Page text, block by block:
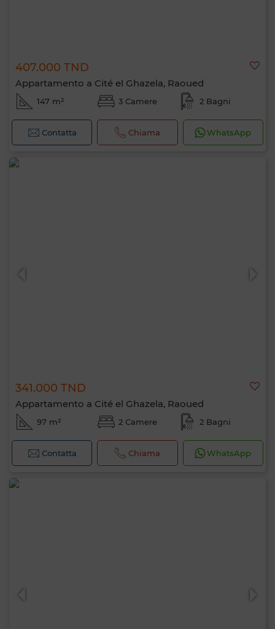
407.000 TND
Appartamento a Cité el Ghazela, Raoued
147 m² 3 Camere 2 Bagni
Contatta Chiama WhatsApp
341.000 TND
Appartamento a Cité el Ghazela, Raoued
97 m² 2 Camere 2 Bagni
Contatta Chiama WhatsApp